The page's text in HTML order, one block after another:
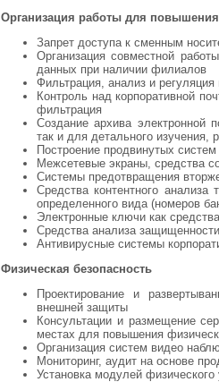
Организация работы для повышения
Запрет доступа к сменным
Организация совместной
данных при наличии филиалов
Фильтрация, анализ и
Контроль над корпоративной
фильтрация
Создание архива электронной
так и для детального изучения,
Построение продвинутых систем
Межсетевые экраны, средства
Системы предотвращения
Средства контентного
определенного вида (номеров
Электронные ключи как
Средства анализа защищенности
Антивирусные системы
Физическая безопасность
Проектирование и
внешней защиты
Консультации и размещение
местах для повышения
Организация систем видео
Мониторинг, аудит на основе
Установка модулей